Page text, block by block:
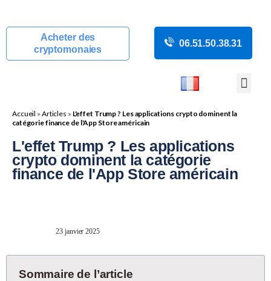
Acheter des
cryptomonaies
06.51.50.38.31
Accueil » Articles » L'effet Trump ? Les applications crypto dominent la
catégorie finance de l'App Store américain
L'effet Trump ? Les applications
crypto dominent la catégorie
finance de l'App Store américain
23 janvier 2025
Sommaire de l’article